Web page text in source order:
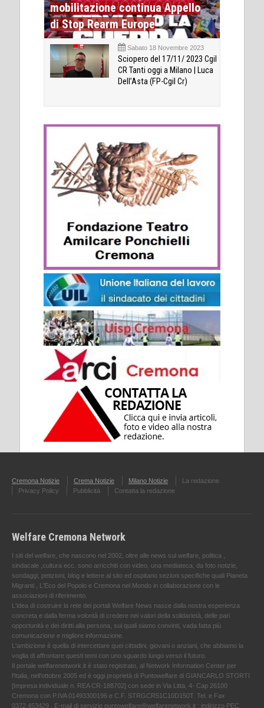
mobilitazione continua Appello
di Stop Rearm Europe
Sabato 18 Novembre 2023
Sciopero del 17/11/ 2023 Cgil
CR Tanti oggi a Milano | Luca
Dell’Asta (FP-Cgil Cr)
Cremona Notizie Crema Notizie Milano Notizie
La redazione
Privacy Policy
Pubblicità Contatta la redazione
Welfare Cremona Network
I siti del welfare, che nascono nel 2002, oltre alle news sul welfare, politica ,
sindacale ,cultura ecc. sono arricchiti con video, una mediateca, da foto notizie,
sondaggi, petizioni, blog e lettere al sito ed ospitano sezioni specifiche quali Pianeta
Migranti , L'Eco del Popolo e Cremona nel Mondo in collaborazione con le
associazioni di riferimento.
L'idea di costruire la rete dei portali Welfare News nasce dalla nostra esperienza
concreta e dalla ferma volontà di credere nei valori della solidarietà, delle pari
opportunità e dei diritti alla persona, sui quali siamo convinti, vada fatta più
comunicazione e migliore informazione.
L'ambizione è quella di intercettare quei cittadini, giovani o anziani, che abbiamo la
voglia di affrontare questi temi con uno sguardo lungo verso il futuro.
Il portale welfarenetwork.it è stato registrato, al Network Information Center per
l'Italia, nell’ottobre 2005 ed è oggi proprietà di Puntowelfare di GIANCARLO STORTI
[Impresa individuale n. REA CR-188702] con sede in Via Litta, 4- Cap 26100
Cremona con P.IVA 01493300196 e C.F. STRGCR51C10D150T. Tel. e Fax
0372.453429 . E-mail di servizio puntowelfare@welfarenetwork.it ; indirizzo PEC